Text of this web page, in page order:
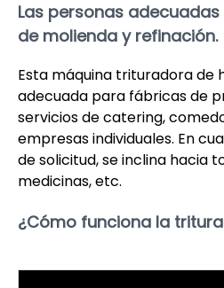
Las personas
de molienda y refinación.
Esta máquina trituradora de
adecuada para fábricas de
servicios de catering,
empresas individuales. En
de solicitud, se inclina hacia
medicinas, etc.
¿Cómo funciona la